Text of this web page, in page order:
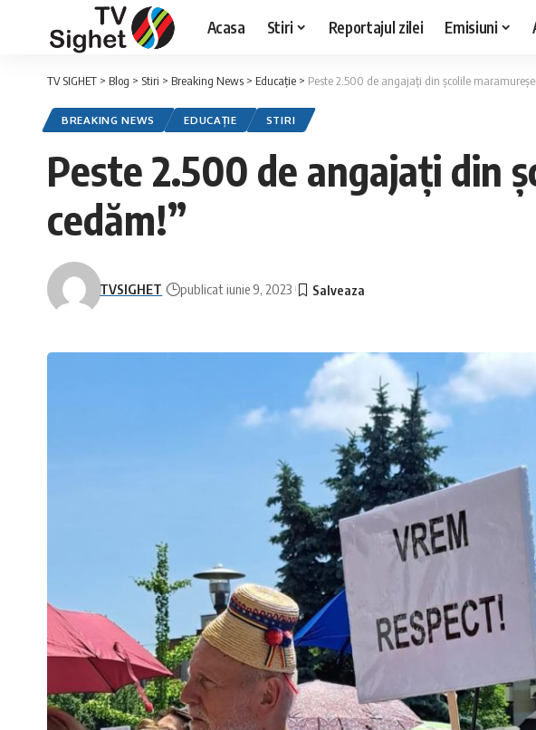
Acasa Stiri Reportajul zilei Emisiuni
TV SIGHET > Blog > Stiri > Breaking News > Educație > Peste 2.500 de angajați din școlile
BREAKING NEWS EDUCAȚIE STIRI
Peste 2.500 de angajați din
cedăm!”
TVSIGHET publicat iunie 9, 2023